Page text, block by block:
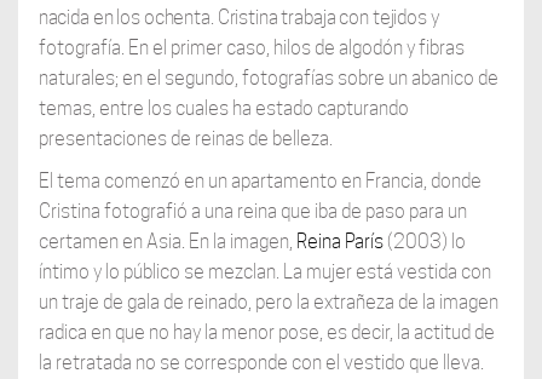
nacida en los ochenta. Cristina trabaja con tejidosy
fotografía. En el primer caso, hilos de algodón y fibras
naturales; en el segundo, fotografías sobre un abanico de
temas, entre los cuales ha estado capturando
presentaciones de reinas de belleza.
El tema comenzó en un apartamento en Francia, donde
Cristina fotografió a una reina que iba de paso para un
certamen en Asia. En la imagen, Reina París(2003) lo
íntimo y lo público se mezclan. La mujer está vestida con
un traje de gala de reinado, pero la extrañeza de la imagen
radica en que no hay la menor pose, es decir, la actitud de
la retratada no se corresponde con el vestido que lleva.